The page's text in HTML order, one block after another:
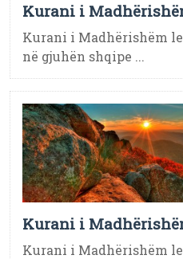
Kurani i
Kurani i Madhërishëm
në gjuhën shqipe ...
Kurani i
Kurani i Madhërishëm